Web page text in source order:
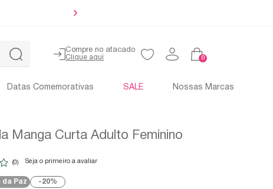
Compre no atacado
0
Datas Comemorativas SALE Nossas Marcas
Manga Curta Adulto Feminino
(0) Seja o primeiro a avaliar
da Paz 20%